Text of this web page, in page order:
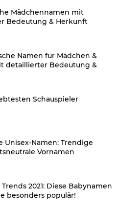
Mädchennamen mit
Bedeutung & Herkunft
Namen für Mädchen &
detaillierter Bedeutung &
Schauspieler
Unisex-Namen: Trendige
Vornamen
2021: Diese Babynamen
besonders populär!